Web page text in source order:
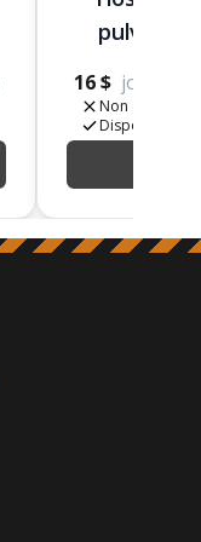
16 $ jour
Non
Disponible